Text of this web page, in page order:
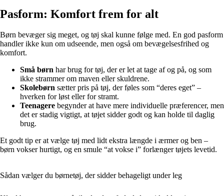
Pasform: Komfort frem for alt
Børn bevæger sig meget, og tøj skal kunne følge med. En god pasform
handler ikke kun om udseende, men også om bevægelsesfrihed og
komfort.
Små børn har brug for tøj, der er let at tage af og på, og som
ikke strammer om maven eller skuldrene.
Skolebørn sætter pris på tøj, der føles som “deres eget” –
hverken for løst eller for stramt.
Teenagere begynder at have mere individuelle præferencer, men
det er stadig vigtigt, at tøjet sidder godt og kan holde til daglig
brug.
Et godt tip er at vælge tøj med lidt ekstra længde i ærmer og ben –
børn vokser hurtigt, og en smule “at vokse i” forlænger tøjets levetid.
Sådan vælger du børnetøj, der sidder behageligt under leg